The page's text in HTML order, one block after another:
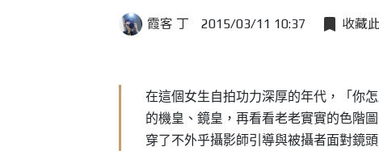
霞客 丁 2015/03/11 10:37 收藏
在這個女生自拍功力深厚的年代，「你
的機皇、鏡皇，再看看老老實實的色階
穿了不外乎攝影師引導與被攝者面對鏡